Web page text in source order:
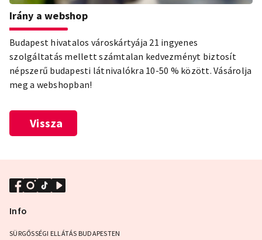
Irány a webshop
Budapest hivatalos városkártyája 21 ingyenes
szolgáltatás mellett számtalan kedvezményt biztosít
népszerű budapesti látnivalókra 10-50 % között. Vásárolja
meg a webshopban!
Vissza
Info
SÜRGŐSSÉGI ELLÁTÁS BUDAPESTEN